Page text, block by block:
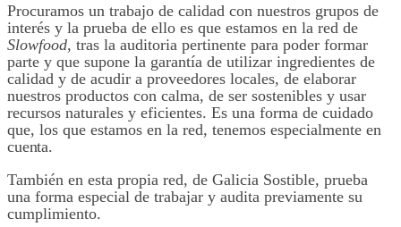
Procuramos un trabajo de calidad con nuestros grupos de
interés y la prueba de ello es que estamos en la red de
Slowfood, tras la auditoria pertinente para poder formar
parte y que supone la garantía de utilizar ingredientes de
calidad y de acudir a proveedores locales, de elaborar
nuestros productos con calma, de ser sostenibles y usar
recursos naturales y eficientes. Es una forma de cuidado
que, los que estamos en la red, tenemos especialmente en
cuenta.
También en esta propia red, de Galicia Sostible, prueba
una forma especial de trabajar y audita previamente su
cumplimiento.